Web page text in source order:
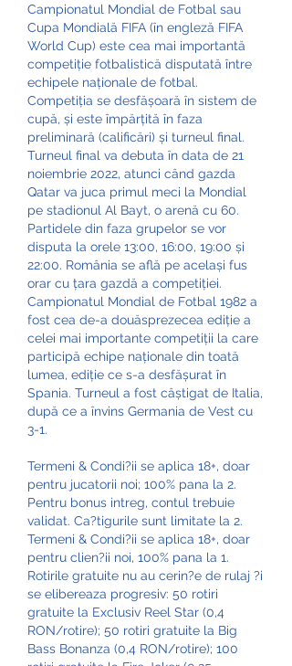
Campionatul Mondial de Fotbal sau
Cupa Mondială FIFA (în engleză FIFA
World Cup) este cea mai importantă
competiție fotbalistică disputată între
echipele naționale de fotbal.
Competiția se desfășoară în sistem de
cupă, și este împărțită în faza
preliminară (calificări) și turneul final.
Turneul final va debuta în data de 21
noiembrie 2022, atunci când gazda
Qatar va juca primul meci la Mondial
pe stadionul Al Bayt, o arenă cu 60.
Partidele din faza grupelor se vor
disputa la orele 13:00, 16:00, 19:00 și
22:00. România se află pe același fus
orar cu țara gazdă a competiției.
Campionatul Mondial de Fotbal 1982 a
fost cea de-a douăsprezecea ediție a
celei mai importante competiții la care
participă echipe naționale din toată
lumea, ediție ce s-a desfășurat în
Spania. Turneul a fost câștigat de Italia,
după ce a învins Germania de Vest cu
3-1.
Termeni & Condi?ii se aplica 18+, doar
pentru jucatorii noi; 100% pana la 2.
Pentru bonus intreg, contul trebuie
validat. Ca?tigurile sunt limitate la 2.
Termeni & Condi?ii se aplica 18+, doar
pentru clien?ii noi, 100% pana la 1.
Rotirile gratuite nu au cerin?e de rulaj ?i
se elibereaza progresiv: 50 rotiri
gratuite la Exclusiv Reel Star (0,4
RON/rotire); 50 rotiri gratuite la Big
Bass Bonanza (0,4 RON/rotire); 100